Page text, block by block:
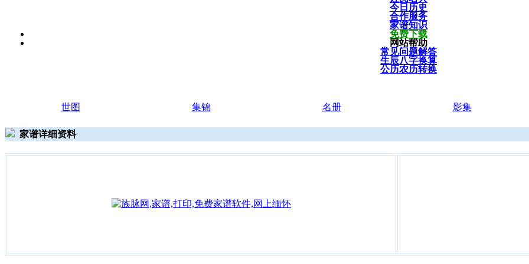
今日历史
合作服务
家谱知识
免费下载
网站帮助
常见问题解答
生辰八字换算
公历农历转换
世图 集锦 名册 影集
家谱详细资料